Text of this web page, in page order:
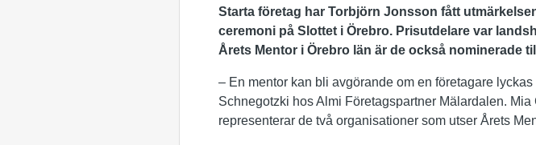
Starta företag har Torbjörn Jonsson fått
ceremoni på Slottet i Örebro. Prisutdelare var
Årets Mentor i Örebro län är de också nominerade
– En mentor kan bli avgörande om en företagare
Schnegotzki hos Almi Företagspartner Mälardalen.
representerar de två organisationer som utser Årets